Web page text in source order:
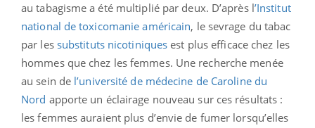
au tabagisme a été multiplié par deux. D’après l’Institut
national de toxicomanie américain, le sevrage du tabac
par les substituts nicotiniques est plus efficace chez les
hommes que chez les femmes. Une recherche menée
au sein de l’université de médecine de Caroline du
Nord apporte un éclairage nouveau sur ces résultats :
les femmes auraient plus d’envie de fumer lorsqu’elles